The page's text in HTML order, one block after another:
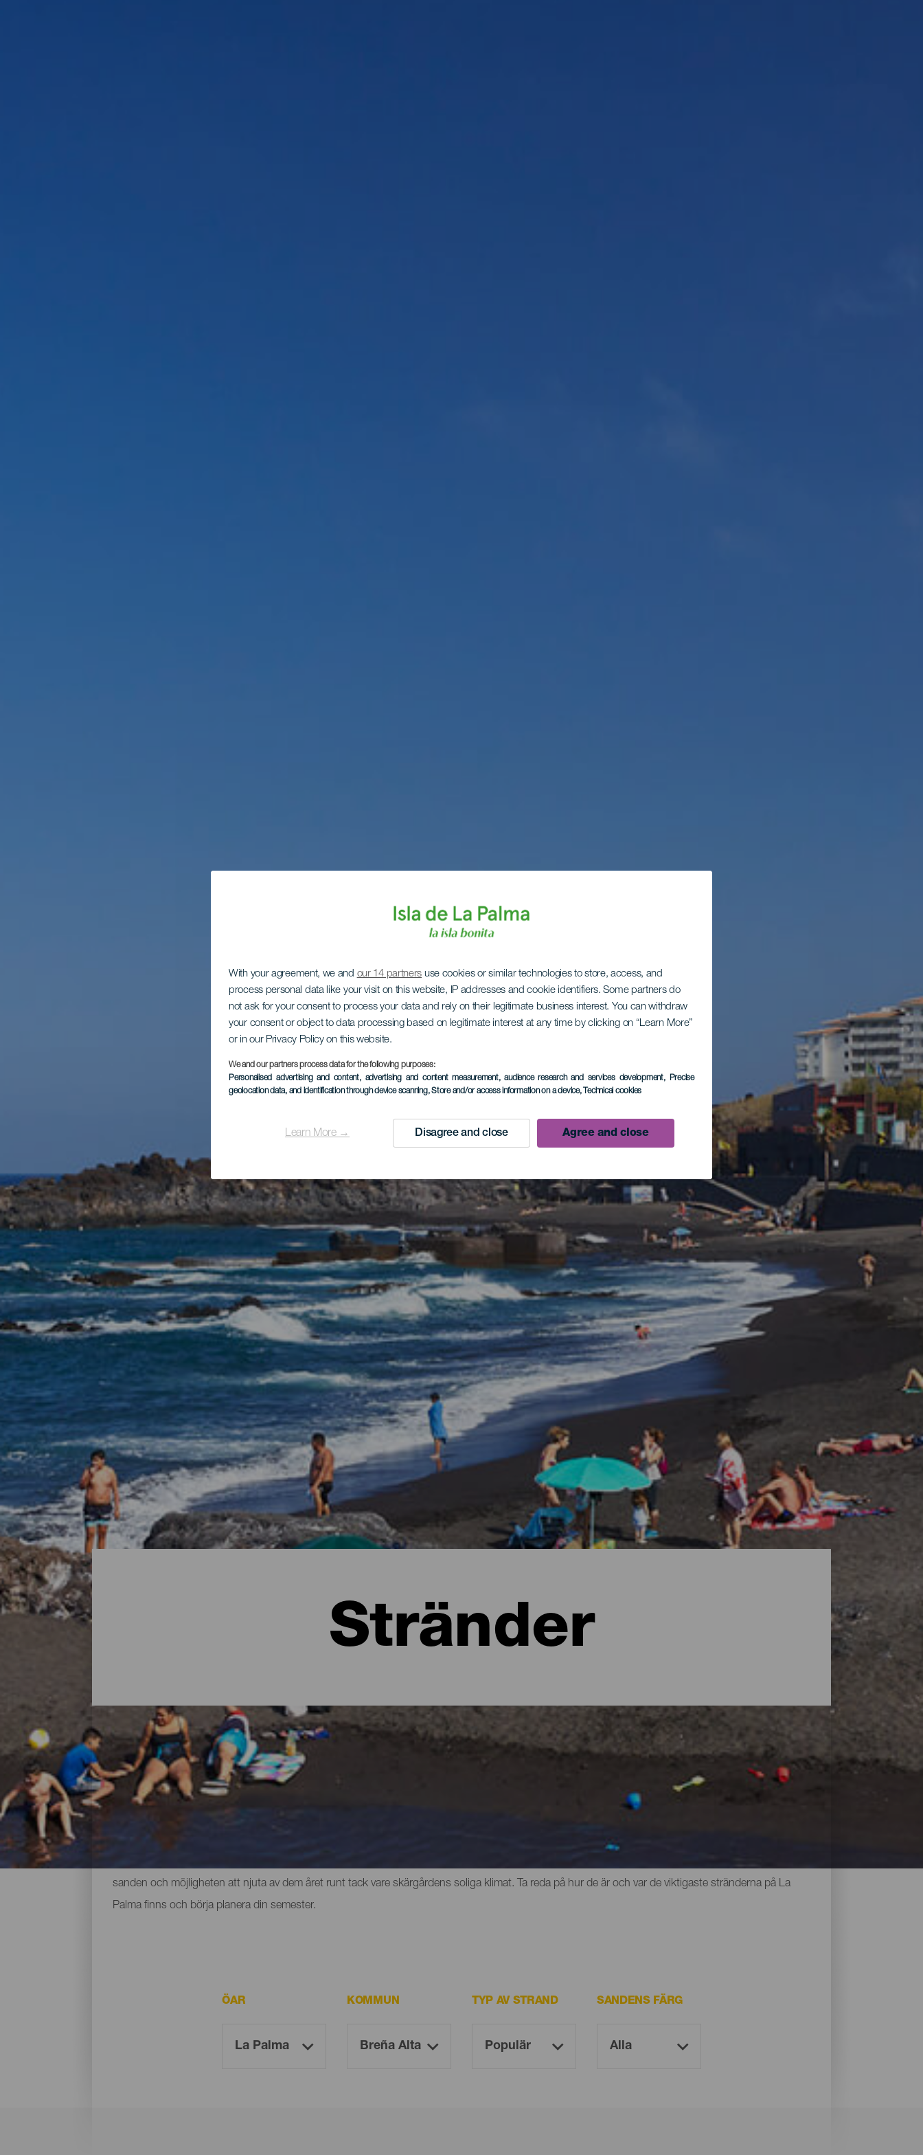
With your agreement, we and our 14 partners use cookies or similar technologies to store, access, and
process personal data like your visit on this website, IP addresses and cookie identifiers. Some partners do
not ask for your consent to process your data and rely on their legitimate business interest. You can withdraw
your consent or object to data processing based on legitimate interest at any time by clicking on “Learn More”
or in our Privacy Policy on this website.
We and our partners process data for the following purposes:
Personalised advertising and content, advertising and content measurement, audience research and services development, Precise
geolocation data, and identification through device scanning, Store and/or access information on a device, Technical cookies
Learn More → Disagree and close Agree and close
Stränder
Alla stränder på La Palma
öns natur bjuder också på överraskningar i form av stränder. Det finns urbana stränder med all service, stora stränder där du kan hitta ditt eget
sanden och möjligheten att njuta av dem året runt tack vare skärgårdens soliga klimat. Ta reda på hur de är och var de viktigaste stränderna på La
Palma finns och börja planera din semester.
ÖAR KOMMUN TYP AV STRAND SANDENS FÄRG